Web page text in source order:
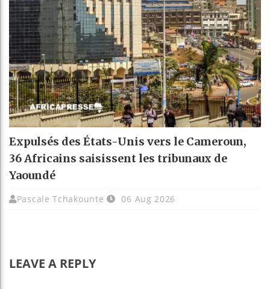
Expulsés des États-Unis vers le Cameroun,
36 Africains saisissent les tribunaux de
Yaoundé
Pascale Tchakounte 06 Aug 2026
LEAVE A REPLY